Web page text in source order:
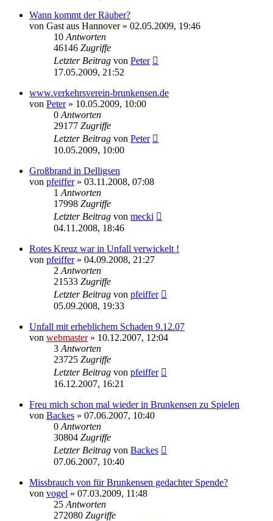
Wann kommt der Räuber?
von Gast aus Hannover» 02.05.2009, 19:46
10 Antworten
46146 Zugriffe
Letzter Beitrag von Peter
17.05.2009, 21:52
www.verkehrsverein-brunkensen.de
von Peter» 10.05.2009, 10:00
0 Antworten
29177 Zugriffe
Letzter Beitrag von Peter
10.05.2009, 10:00
Großbrand in Delligsen
von pfeiffer» 03.11.2008, 07:08
1 Antworten
17998 Zugriffe
Letzter Beitrag von mecki
04.11.2008, 18:46
Rotes Kreuz war in Unfall verwickelt !
von pfeiffer» 04.09.2008, 21:27
2 Antworten
21533 Zugriffe
Letzter Beitrag von pfeiffer
05.09.2008, 19:33
Unfall mit erheblichem Schaden 9.12.07
von webmaster» 10.12.2007, 12:04
3 Antworten
23725 Zugriffe
Letzter Beitrag von pfeiffer
16.12.2007, 16:21
Freu mich schon mal wieder in Brunkensen zu Spielen
von Backes » 07.06.2007, 10:40
0 Antworten
30804 Zugriffe
Letzter Beitrag von Backes
07.06.2007, 10:40
Missbrauch von für Brunkensen gedachter Spende?
von vogel » 07.03.2009, 11:48
25 Antworten
272080 Zugriffe